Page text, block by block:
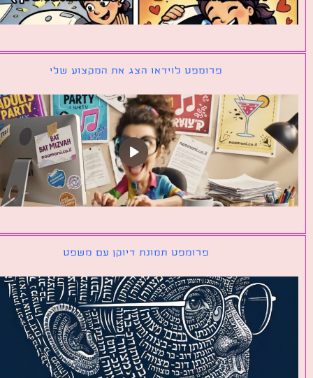
פרומפט לוידאו הצג את המקצוע שלי
פרומפט תמונת דיוקן עם משפט